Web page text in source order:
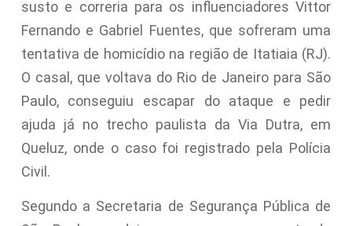
susto e correria para os influenciadores Vittor
Fernando e Gabriel Fuentes, que sofreram uma
tentativa de homicídio na região de Itatiaia (RJ).
O casal, que voltava do Rio de Janeiro para São
Paulo, conseguiu escapar do ataque e pedir
ajuda já no trecho paulista da Via Dutra, em
Queluz, onde o caso foi registrado pela Polícia
Civil.
Segundo a Secretaria de Segurança Pública de